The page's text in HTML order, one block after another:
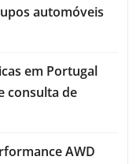
automóveis
em Portugal
consulta de
AWD